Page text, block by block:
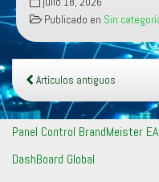
casino
Fontan
Polsce
–
Logowanie
kontem
julio 18, 2026
Sin categoría
Artículos antiguos
Panel Control BrandMeister EA
DashBoard Global